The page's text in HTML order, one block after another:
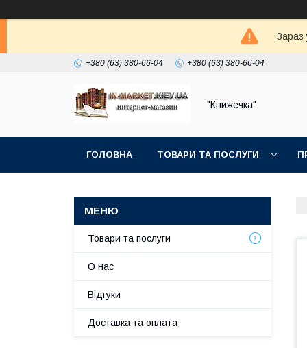
Зараз
+380 (63) 380-66-04 +380 (63) 380-66-04
"Книжечка"
ГОЛОВНА ТОВАРИ ТА ПОСЛУГИ
Товари та послуги
О нас
Відгуки
Доставка та оплата